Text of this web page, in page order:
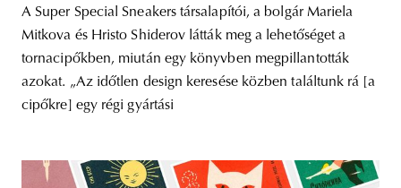
A Super Special Sneakers társalapítói, a bolgár Mariela
Mitkova és Hristo Shiderov látták meg a lehetőséget a
tornacipőkben, miután egy könyvben megpillantották
azokat. „Az időtlen design keresése közben találtunk rá [a
cipőkre] egy régi gyártási